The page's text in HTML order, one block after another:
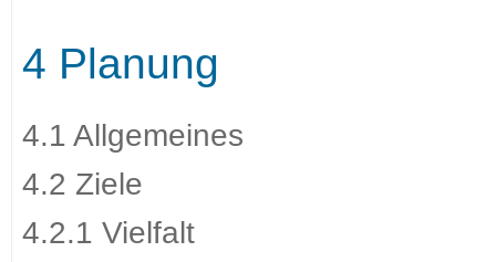
4 Planung
4.1 Allgemeines
4.2 Ziele
4.2.1 Vielfalt